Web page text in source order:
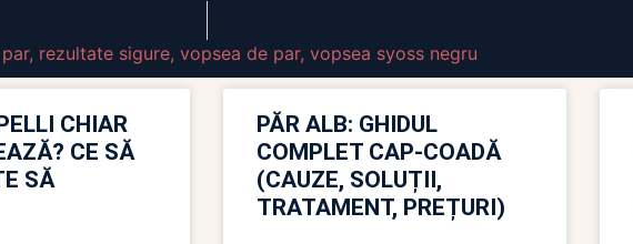
, rezultate sigure, vopsea de par, vopsea syoss negru
CHIAR
CE SĂ
SĂ
PĂR ALB: GHIDUL
COMPLET CAP-COADĂ
(CAUZE, SOLUȚII,
TRATAMENT, PREȚURI)